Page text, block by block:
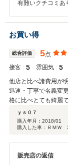
有難いクチコミあ
お買い得
総合評価 5点
接客 : 5 雰囲気 : 5
他店と比べ諸費用が
迅速・丁寧で名義変
格に比べとても綺麗
ススメです
ｙｓ０７
購入年月： 2018/01
購入した車：ＢＭ
販売店の返信